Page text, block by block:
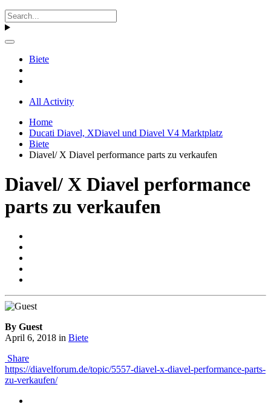
Biete
All Activity
Home
Ducati Diavel, XDiavel und Diavel V4 Marktplatz
Biete
Diavel/ X Diavel performance parts zu verkaufen
Diavel/ X Diavel performance
parts zu verkaufen
By Guest
April 6, 2018 in Biete
Share
https://diavelforum.de/topic/5557-diavel-x-diavel-performance-parts-
zu-verkaufen/